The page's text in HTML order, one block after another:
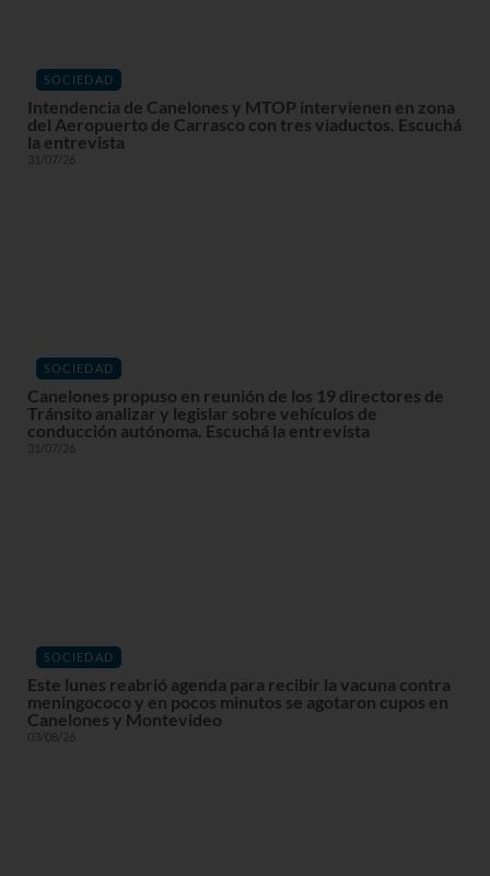
SOCIEDAD
Intendencia de Canelones y MTOP intervienen en zona
del Aeropuerto de Carrasco con tres viaductos. Escuchá
la entrevista
31/07/26
SOCIEDAD
Canelones propuso en reunión de los 19 directores de
Tránsito analizar y legislar sobre vehículos de
conducción autónoma. Escuchá la entrevista
31/07/26
SOCIEDAD
Este lunes reabrió agenda para recibir la vacuna contra
meningococo y en pocos minutos se agotaron cupos en
Canelones y Montevideo
03/08/26